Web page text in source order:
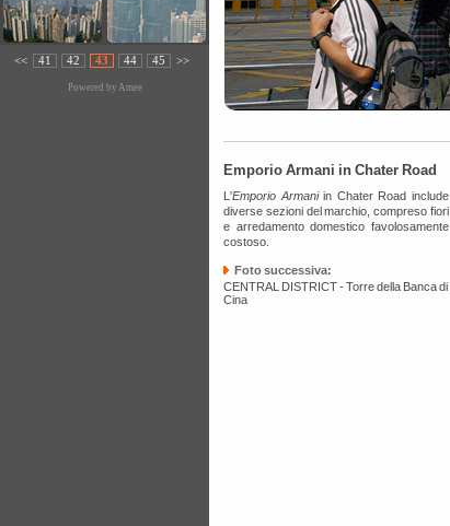
<< 41 42 43 44 45 >>
Powered by Amee
Emporio Armani in Chater Road
L'Emporio Armaniin Chater Road include
diverse sezioni del marchio, compreso fiori
e arredamento domestico favolosamente
costoso.
Foto successiva:
CENTRAL DISTRICT - Torre della Banca di
Cina